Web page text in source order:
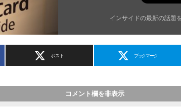
インサイドの最新の話題
ポスト ブックマーク
コメント欄を非表示